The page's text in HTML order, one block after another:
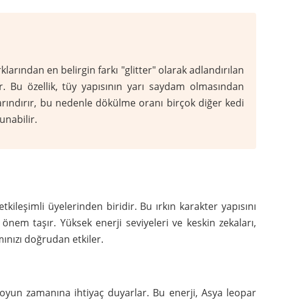
en belirgin farkı "glitter" olarak adlandırılan
özellik, tüy yapısının yarı saydam olmasından
bu nedenle dökülme oranı birçok diğer kedi
üyelerinden biridir. Bu ırkın karakter yapısını
taşır. Yüksek enerji seviyeleri ve keskin zekaları,
doğrudan etkiler.
zamanına ihtiyaç duyarlar. Bu enerji, Asya leopar